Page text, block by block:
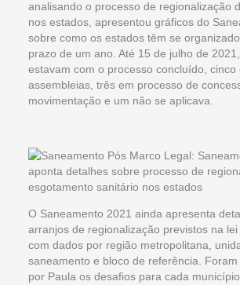
analisando o processo de regionalização
nos estados, apresentou gráficos do
sobre como os estados têm se
prazo de um ano. Até 15 de julho de
estavam com o processo concluído, cinco
assembleias, três em processo de
movimentação e um não se aplicava.
O Saneamento 2021 ainda apresenta
arranjos de regionalização previstos na
com dados por região metropolitana,
saneamento e bloco de referência.
por Paula os desafios para cada